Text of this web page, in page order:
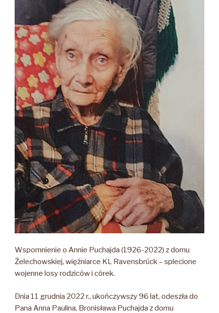
Wspomnienie o Annie Puchajda (1926-2022) z domu
Żelechowskiej, więźniarce KL Ravensbrück – splecione
wojenne losy rodziców i córek.
Dnia 11 grudnia 2022 r., ukończywszy 96 lat, odeszła do
Pana Anna Paulina, Bronisława Puchajda z domu